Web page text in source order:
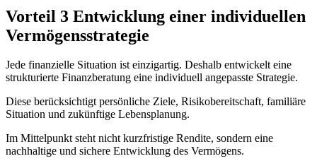
Vorteil 3 Entwicklung einer individuellen
Vermögensstrategie
Jede finanzielle Situation ist einzigartig. Deshalb entwickelt eine
strukturierte Finanzberatung eine individuell angepasste Strategie.
Diese berücksichtigt persönliche Ziele, Risikobereitschaft, familiäre
Situation und zukünftige Lebensplanung.
Im Mittelpunkt steht nicht kurzfristige Rendite, sondern eine
nachhaltige und sichere Entwicklung des Vermögens.